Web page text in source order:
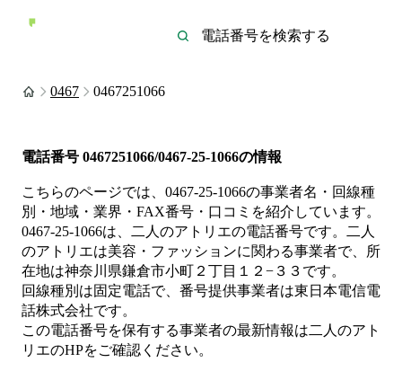
0467 0467251066
電話番号 0467251066/0467-25-1066の情報
こちらのページでは、 0467-25-1066の事業者名・回線種
別・地域・業界・FAX番号・口コミを紹介しています。
0467-25-1066は、 二人のアトリエの電話番号です。
二人
のアトリエは美容・ファッションに関わる事業者で、所
在地は神奈川県鎌倉市小町２丁目１２−３３ です。
回線種別は固定電話で、番号提供事業者は東日本電信電
話株式会社です。
この電話番号を保有する事業者の最新情報は二人のアト
リエのHPをご確認ください。